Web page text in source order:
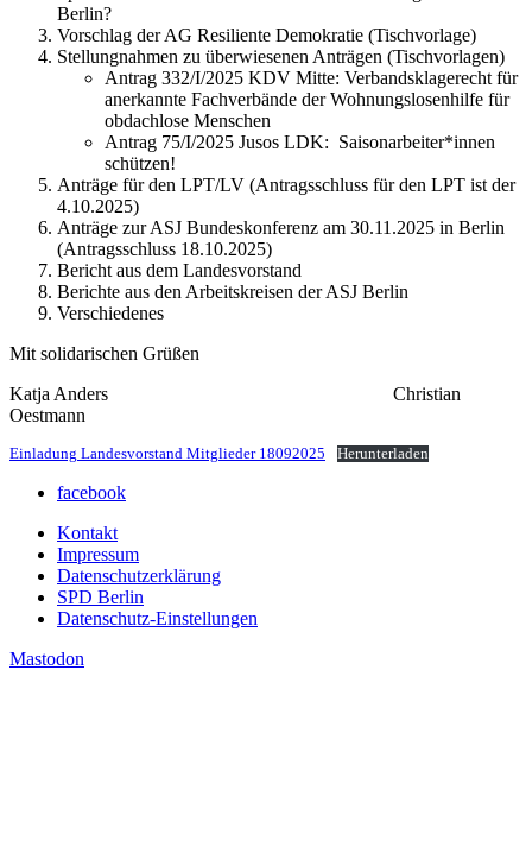
Berlin?
Vorschlag der AG Resiliente Demokratie (Tischvorlage)
Stellungnahmen zu überwiesenen Anträgen (Tischvorlagen)
Antrag 332/I/2025 KDV Mitte: Verbandsklagerecht für
anerkannte Fachverbände der Wohnungslosenhilfe für
obdachlose Menschen
Antrag 75/I/2025 Jusos LDK: Saisonarbeiter*innen
schützen!
Anträge für den LPT/LV (Antragsschluss für den LPT ist der
4.10.2025)
Anträge zur ASJ Bundeskonferenz am 30.11.2025 in Berlin
(Antragsschluss 18.10.2025)
Bericht aus dem Landesvorstand
Berichte aus den Arbeitskreisen der ASJ Berlin
Verschiedenes
Mit solidarischen Grüßen
Katja Anders Christian
Oestmann
Einladung Landesvorstand Mitglieder 18092025 Herunterladen
facebook
Kontakt
Impressum
Datenschutzerklärung
SPD Berlin
Datenschutz-Einstellungen
Mastodon